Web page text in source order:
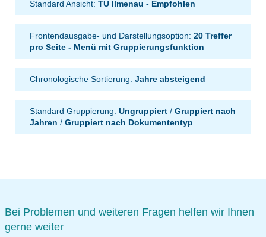
Standard Ansicht: TU Ilmenau - Empfohlen
Frontendausgabe- und Darstellungsoption: 20 Treffer
pro Seite - Menü mit Gruppierungsfunktion
Chronologische Sortierung: Jahre absteigend
Standard Gruppierung: Ungruppiert / Gruppiert nach
Jahren / Gruppiert nach Dokumententyp
Bei Problemen und weiteren Fragen helfen wir Ihnen
gerne weiter